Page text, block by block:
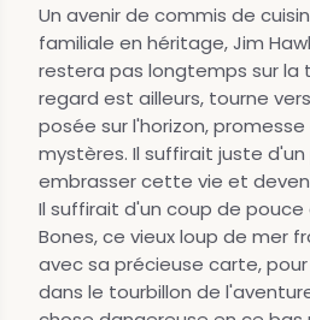
Un avenir de commis de
familiale en héritage, Jim
restera pas longtemps sur la
regard est ailleurs, tourne
posée sur l'horizon,
mystères. Il suffirait juste
embrasser cette vie et
Il suffirait d'un coup de pouce
Bones, ce vieux loup de mer
avec sa précieuse carte,
dans le tourbillon de